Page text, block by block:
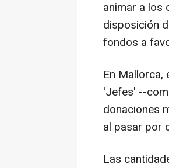
animar a los
disposición
fondos a
En
'Jefes' --
donaciones
al pasar por
Las